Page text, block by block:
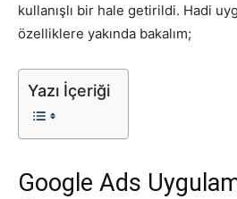
ASO,
kullanışlı bir hale getirildi. Hadi
özelliklere yakında bakalım;
Yazı İçeriği
Google Ads